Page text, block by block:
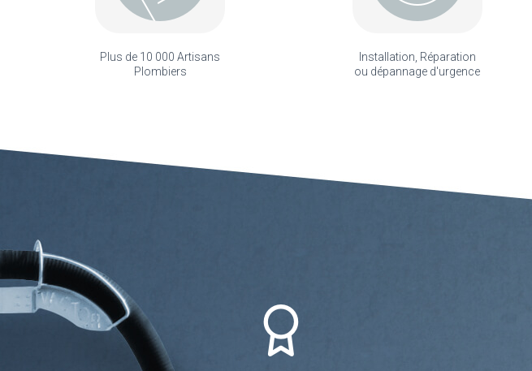
Plus de 10 000 Artisans
Plombiers
Installation, Réparation
ou dépannage d'urgence